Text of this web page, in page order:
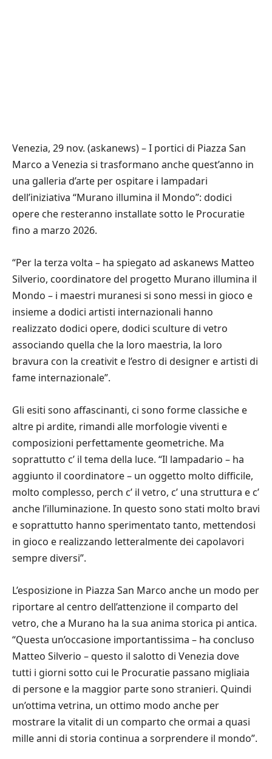
Venezia, 29 nov. (askanews) – I portici di Piazza San
Marco a Venezia si trasformano anche quest’anno in
una galleria d’arte per ospitare i lampadari
dell’iniziativa “Murano illumina il Mondo”: dodici
opere che resteranno installate sotto le Procuratie
fino a marzo 2026.
“Per la terza volta – ha spiegato ad askanews Matteo
Silverio, coordinatore del progetto Murano illumina il
Mondo – i maestri muranesi si sono messi in gioco e
insieme a dodici artisti internazionali hanno
realizzato dodici opere, dodici sculture di vetro
associando quella che la loro maestria, la loro
bravura con la creativit e l’estro di designer e artisti di
fame internazionale”.
Gli esiti sono affascinanti, ci sono forme classiche e
altre pi ardite, rimandi alle morfologie viventi e
composizioni perfettamente geometriche. Ma
soprattutto c’ il tema della luce. “Il lampadario – ha
aggiunto il coordinatore – un oggetto molto difficile,
molto complesso, perch c’ il vetro, c’ una struttura e c’
anche l’illuminazione. In questo sono stati molto bravi
e soprattutto hanno sperimentato tanto, mettendosi
in gioco e realizzando letteralmente dei capolavori
sempre diversi”.
L’esposizione in Piazza San Marco anche un modo per
riportare al centro dell’attenzione il comparto del
vetro, che a Murano ha la sua anima storica pi antica.
“Questa un’occasione importantissima – ha concluso
Matteo Silverio – questo il salotto di Venezia dove
tutti i giorni sotto cui le Procuratie passano migliaia
di persone e la maggior parte sono stranieri. Quindi
un’ottima vetrina, un ottimo modo anche per
mostrare la vitalit di un comparto che ormai a quasi
mille anni di storia continua a sorprendere il mondo”.